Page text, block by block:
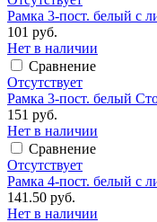
Рамка 3-пост. белый с
101 руб.
Нет в наличии
Сравнение
Отсутствует
Рамка 3-пост. белый
151 руб.
Нет в наличии
Сравнение
Отсутствует
Рамка 4-пост. белый с
141.50 руб.
Нет в наличии